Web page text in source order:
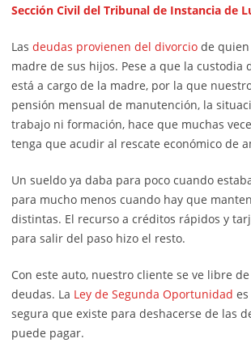
Sección Civil del Tribunal de Instancia de
Las deudas provienen del divorcio de
madre de sus hijos. Pese a que la custodia
está a cargo de la madre, por la que
pensión mensual de manutención, la
trabajo ni formación, hace que muchas
tenga que acudir al rescate económico de
Un sueldo ya daba para poco cuando
para mucho menos cuando hay que
distintas. El recurso a créditos rápidos y
para salir del paso hizo el resto.
Con este auto, nuestro cliente se ve libre
deudas. La Ley de Segunda Oportunidad
segura que existe para deshacerse de las
puede pagar.